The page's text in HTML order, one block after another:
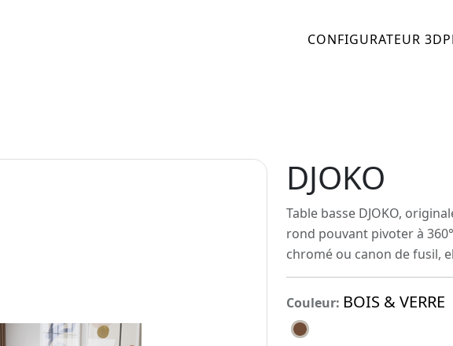
CONFIGURATEUR 3D
DJOKO
Table basse DJOKO,
rond pouvant pivoter à
chromé ou canon de fusil,
Couleur: BOIS & VERRE